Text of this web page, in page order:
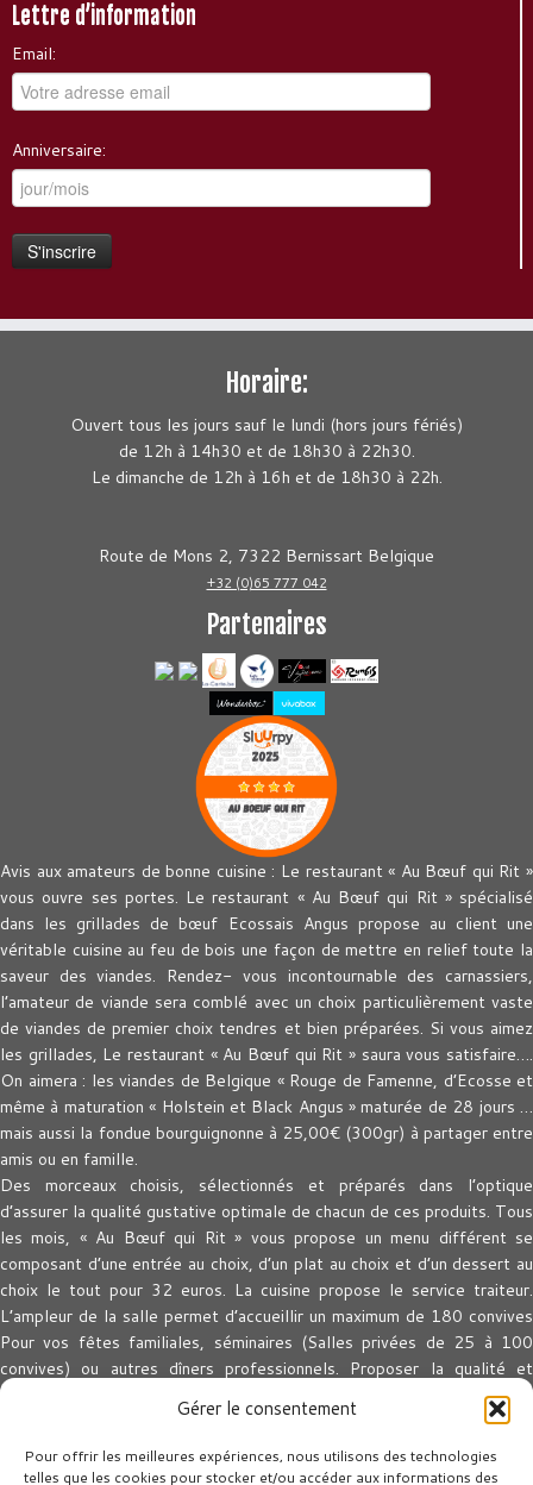
Gérer le consentement
Pour offrir les meilleures expériences, nous utilisons des technologies
telles que les cookies pour stocker et/ou accéder aux informations des
Lettre d’information
Email:
Anniversaire:
Horaire:
Ouvert tous les jours sauf le lundi (hors jours fériés)
de 12h à 14h30 et de 18h30 à 22h30.
Le dimanche de 12h à 16h et de 18h30 à 22h.
Route de Mons 2, 7322 Bernissart Belgique
+32 (0)65 777 042
Partenaires
Avis aux amateurs de bonne cuisine : Le restaurant « Au Bœuf qui Rit »
vous ouvre ses portes. Le restaurant « Au Bœuf qui Rit » spécialisé
dans les grillades de bœuf Ecossais Angus propose au client une
véritable cuisine au feu de bois une façon de mettre en relief toute la
saveur des viandes. Rendez- vous incontournable des carnassiers,
l’amateur de viande sera comblé avec un choix particulièrement vaste
de viandes de premier choix tendres et bien préparées. Si vous aimez
les grillades, Le restaurant « Au Bœuf qui Rit » saura vous satisfaire….
On aimera : les viandes de Belgique « Rouge de Famenne, d’Ecosse et
même à maturation « Holstein et Black Angus » maturée de 28 jours …
mais aussi la fondue bourguignonne à 25,00€ (300gr) à partager entre
amis ou en famille.
Des morceaux choisis, sélectionnés et préparés dans l’optique
d’assurer la qualité gustative optimale de chacun de ces produits. Tous
les mois, « Au Bœuf qui Rit » vous propose un menu différent se
composant d’une entrée au choix, d’un plat au choix et d’un dessert au
choix le tout pour 32 euros. La cuisine propose le service traiteur.
L’ampleur de la salle permet d’accueillir un maximum de 180 convives
Pour vos fêtes familiales, séminaires (Salles privées de 25 à 100
convives) ou autres dîners professionnels. Proposer la qualité et
l’authenticité sont les devises de la maison.
Newsletter - Suivez nos menus du mois
Email: